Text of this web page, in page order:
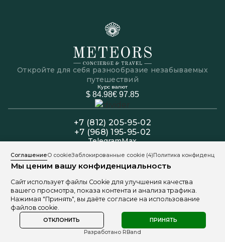
Выбрать дату поездки
Откройте для себя разнообразие незабываемых
путешествий
Курс валют
$ 84.98€ 97.85
+7 (812) 205-95-02
+7 (968) 195-95-02
TelegramMax
Колл-центр: Пн-Вс 11:00 - 20:00
191025, Санкт-Петербург, ул. Марата 9
1999 - 2026 © «Meteors Travel»
СоглашениеО cookieЗаблокированные cookie (4) Политика
Мы ценим вашу конфиденциальность
Сайт использует файлы Cookie для улучшения качества
вашего просмотра, показа контента и анализа трафика.
Нажимая "Принять", вы даёте согласие на использование
файлов cookie.
ПРИНЯТЬ
ОТКЛОНИТЬ
Разработано RBand